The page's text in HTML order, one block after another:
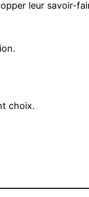
leur savoir-
choix.